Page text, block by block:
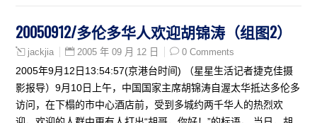
20050912/多伦多华人欢迎胡锦涛（组图2）
jackjia 2005 年 09 月 12 日 0 Comments
2005年9月12日13:54:57(京港台时间) （星星生活记者捷克佳摄
影报导）9月10日上午，中国国家主席胡锦涛自渥太华抵达多伦多
访问，在下榻的市中心酒店前，受到多城约两千华人的热烈欢